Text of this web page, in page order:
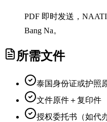
PDF 即时发送，
Bang Na。
所需文件
泰国身份证或护照
文件原件＋复印件
授权委托书（如代